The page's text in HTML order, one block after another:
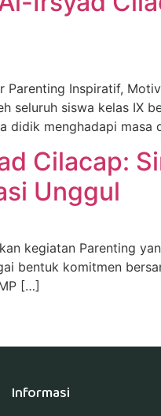
Inspiratif,
siswa kelas IX
didik menghadapi masa
Cilacap:
Unggul
kegiatan Parenting
bentuk komitmen
[…]
Informasi